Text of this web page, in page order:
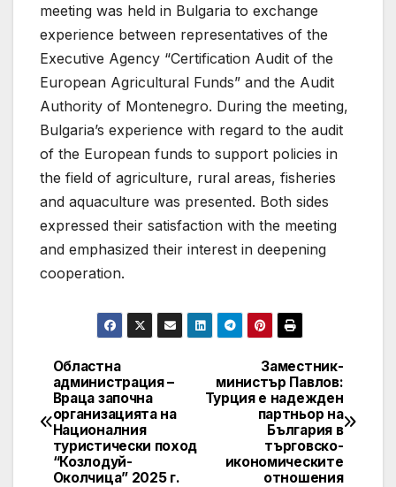
meeting was held in Bulgaria to exchange
experience between representatives of the
Executive Agency “Certification Audit of the
European Agricultural Funds” and the Audit
Authority of Montenegro. During the meeting,
Bulgaria’s experience with regard to the audit
of the European funds to support policies in
the field of agriculture, rural areas, fisheries
and aquaculture was presented. Both sides
expressed their satisfaction with the meeting
and emphasized their interest in deepening
cooperation.
Post
navigation
Заместник-
министър Павлов:
Турция е надежден
партньор на
България в
търговско-
икономическите
отношения
Областна
администрация –
Враца започна
организацията на
Националния
туристически поход
“Козлодуй-
Околчица” 2025 г.